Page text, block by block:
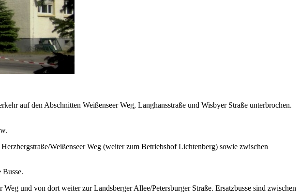
auf den Abschnitten Weißenseer Weg, Langhansstraße und Wisbyer Straße unterbrochen.
Weißenseer Weg (weiter zum Betriebshof Lichtenberg) sowie zwischen
Busse.
und von dort weiter zur Landsberger Allee/Petersburger Straße. Ersatzbusse sind zwischen